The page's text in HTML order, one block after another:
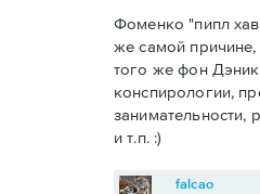
Фоменко "пипл
же самой причине,
того же фон
конспирологии,
занимательности,
и т.п. :)
falcao